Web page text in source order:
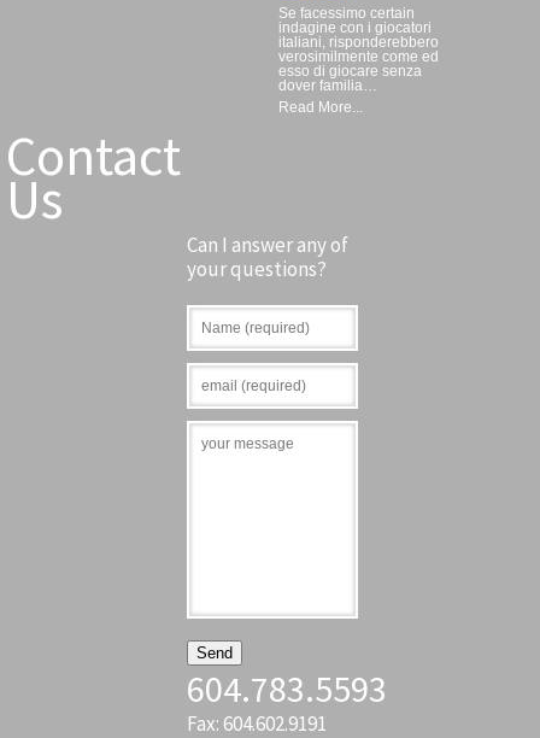
Se facessimo certain
indagine con i giocatori
italiani, risponderebbero
verosimilmente come ed
esso di giocare senza
dover familia…
Read More...
Contact
Us
Can I answer any of
your questions?
604.783.5593
Fax: 604.602.9191